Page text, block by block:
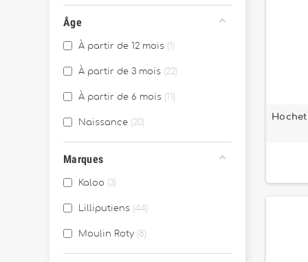
Petit Calme 3
Âge
À partir de 12 mois
À partir de 3 mois 22
À partir de 6 mois
Naissance 20
Marques
Kaloo 3
Lilliputiens 44
Moulin Roty 8